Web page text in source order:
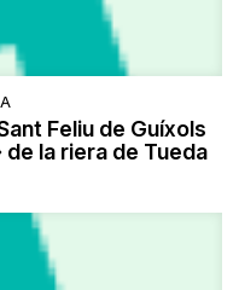
Feliu de Guíxols
la riera de Tueda